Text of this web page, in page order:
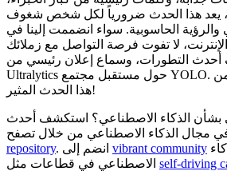
يعد هذا الحدث ضرورياً لكل شخص شغوف
والرؤية الحاسوبية. سواء انضممت إلينا في
لا تفوت فرصة التواصل مع زملائك
أحدث التطورات، وسماع إعلان رئيسي من
Ultralytics حول مستقبل مجتمع YOLO. سجل الآن لتكون جزءاً من
هذا الحدث المثير!
الذكاء الاصطناعي؟ استكشف أحدث
repository
vibrant community
self-driving